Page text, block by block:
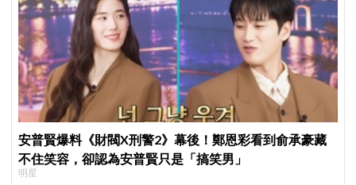
安普賢爆料《財閥X刑警2》幕後！鄭恩彩看到俞承豪藏
不住笑容，卻認為安普賢只是「搞笑男」
明星